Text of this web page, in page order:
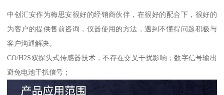
中创汇安作为梅思安很好的经销商伙伴，在很好的配合下，很好的
为客户的提供售前咨询，仪器使用的方法，遇到不懂得问题积极与
客户沟通解决。
CO/H2S双探头式传感器技术，不存在交叉干扰影响；数字信号输出
避免电池干扰信号；